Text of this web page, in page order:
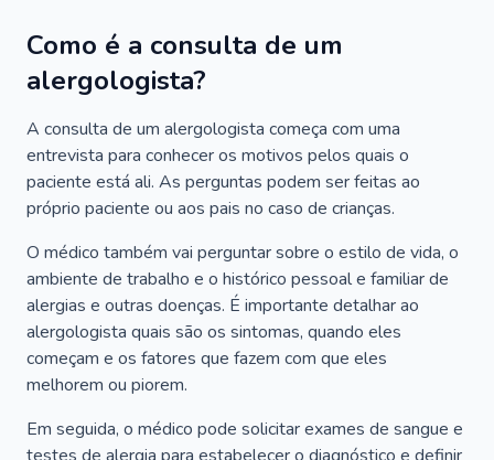
Como é a consulta de um
alergologista?
A consulta de um alergologista começa com uma
entrevista para conhecer os motivos pelos quais o
paciente está ali. As perguntas podem ser feitas ao
próprio paciente ou aos pais no caso de crianças.
O médico também vai perguntar sobre o estilo de vida, o
ambiente de trabalho e o histórico pessoal e familiar de
alergias e outras doenças. É importante detalhar ao
alergologista quais são os sintomas, quando eles
começam e os fatores que fazem com que eles
melhorem ou piorem.
Em seguida, o médico pode solicitar exames de sangue e